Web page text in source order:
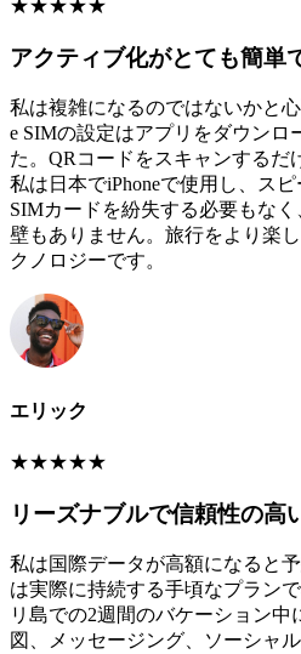
★★★★★
アクティブ化がとても簡単
私は複雑になるのではないかと
e SIMの設定はアプリをダウンロ
た。QRコードをスキャンするだ
私は日本でiPhoneで使用し、ス
SIMカードを紛失する必要もな
壁もありません。旅行をより楽
クノロジーです。
エリック
★★★★★
リーズナブルで信頼性の高
私は国際データが高額になると
は実際に持続する手頃なプラン
リ島での2週間のバケーション
図、メッセージング、ソーシャ